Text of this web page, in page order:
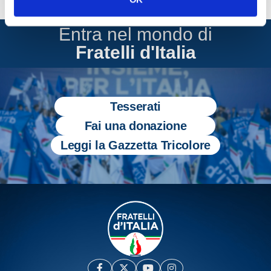
Entra nel mondo di
Fratelli d'Italia
Tesserati
Fai una donazione
Leggi la Gazzetta Tricolore